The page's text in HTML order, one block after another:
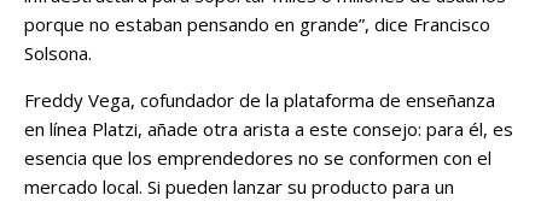
porque no estaban pensando en grande”, dice Francisco
Solsona.
Freddy Vega, cofundador de la plataforma de enseñanza
en línea Platzi, añade otra arista a este consejo: para él, es
esencia que los emprendedores no se conformen con el
mercado local. Si pueden lanzar su producto para un